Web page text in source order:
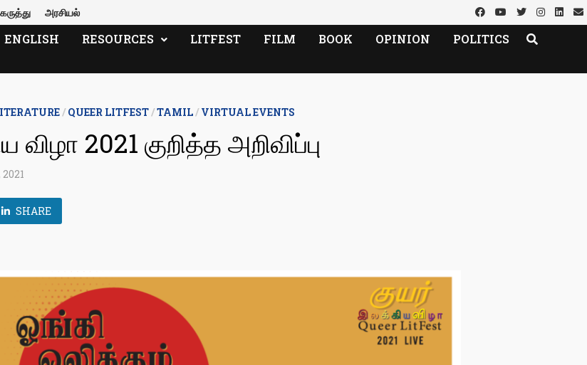
கருத்து அரசியல்
ENGLISH RESOURCES LITFEST FILM BOOK OPINION POLITICS
/QUEER LITFEST/TAMIL/VIRTUAL EVENTS
2021 குறித்த அறிவிப்பு
SHARE